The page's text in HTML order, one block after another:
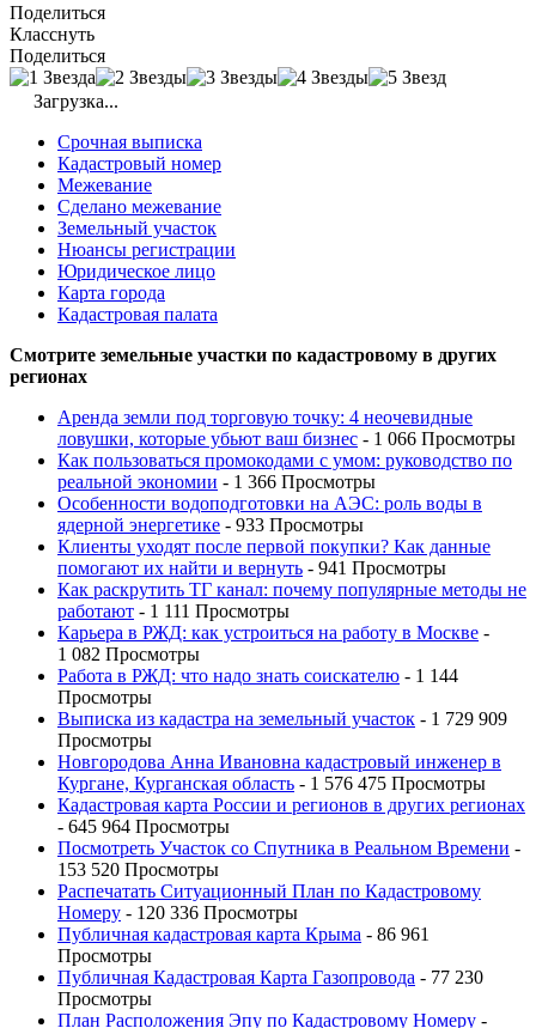
Поделиться
Класснуть
Поделиться
Загрузка...
Срочная выписка
Кадастровый номер
Межевание
Сделано межевание
Земельный участок
Нюансы регистрации
Юридическое лицо
Карта города
Кадастровая палата
Смотрите земельные участки по кадастровому в других
регионах
Аренда земли под торговую точку: 4 неочевидные
ловушки, которые убьют ваш бизнес - 1 066 Просмотры
Как пользоваться промокодами с умом: руководство по
реальной экономии - 1 366 Просмотры
Особенности водоподготовки на АЭС: роль воды в
ядерной энергетике - 933 Просмотры
Клиенты уходят после первой покупки? Как данные
помогают их найти и вернуть - 941 Просмотры
Как раскрутить ТГ канал: почему популярные методы не
работают - 1 111 Просмотры
Карьера в РЖД: как устроиться на работу в Москве -
1 082 Просмотры
Работа в РЖД: что надо знать соискателю - 1 144
Просмотры
Выписка из кадастра на земельный участок - 1 729 909
Просмотры
Новгородова Анна Ивановна кадастровый инженер в
Кургане, Курганская область - 1 576 475 Просмотры
Кадастровая карта России и регионов в других регионах
- 645 964 Просмотры
Посмотреть Участок со Спутника в Реальном Времени -
153 520 Просмотры
Распечатать Ситуационный План по Кадастровому
Номеру - 120 336 Просмотры
Публичная кадастровая карта Крыма - 86 961
Просмотры
Публичная Кадастровая Карта Газопровода - 77 230
Просмотры
План Расположения Эпу по Кадастровому Номеру -